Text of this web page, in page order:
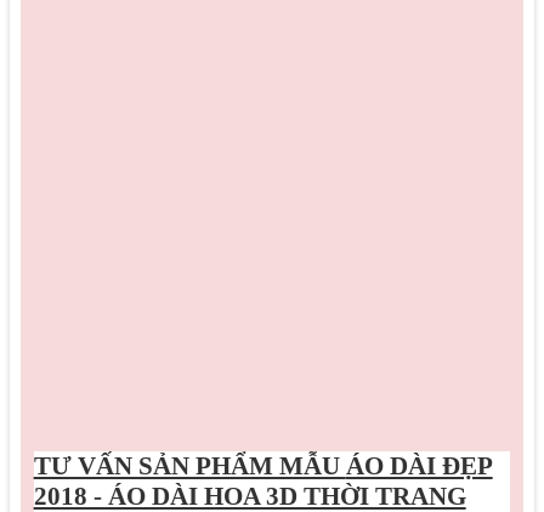
TƯ VẤN SẢN PHẨM MẪU ÁO DÀI ĐẸP
2018 - ÁO DÀI HOA 3D THỜI TRANG